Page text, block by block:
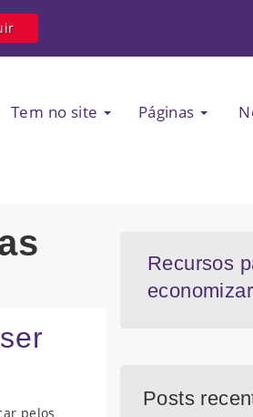
Tem no site Páginas
pelos
Recursos
economizar
Posts